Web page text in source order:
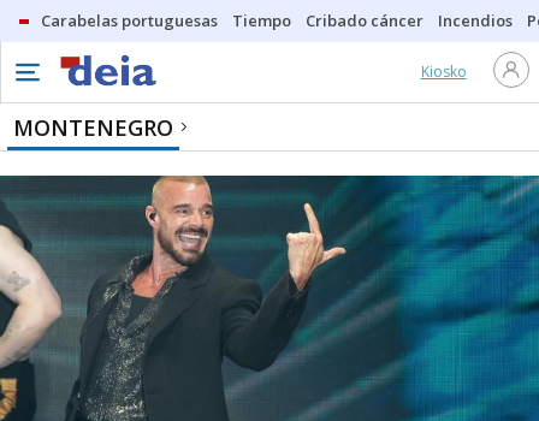
Carabelas portuguesas Tiempo Cribado cáncer Incendios
Kiosko
MONTENEGRO